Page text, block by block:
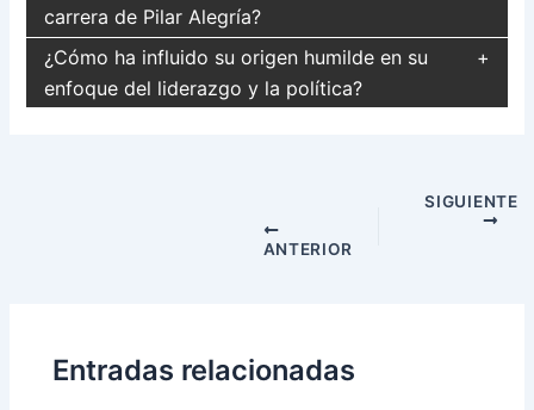
carrera de Pilar Alegría?
¿Cómo ha influido su origen humilde en su
enfoque del liderazgo y la política?
ANTERIOR
SIGUIENTE
Entradas relacionadas